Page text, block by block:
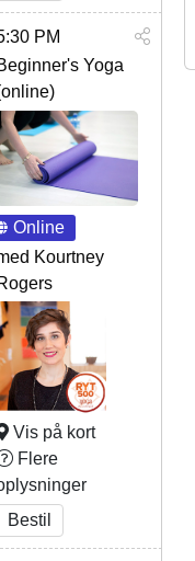
PM
Yoga
Online
Kourtney
Vis på kort
Flere
Bestil